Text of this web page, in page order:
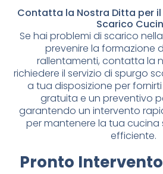
Contatta la Nostra Ditta per il
Scarico
Se hai problemi di scarico
prevenire la formazione
rallentamenti, contatta la
richiedere il servizio di spurgo
a tua disposizione per
gratuita e un preventivo
garantendo un intervento
per mantenere la tua cucina
efficiente.
Pronto